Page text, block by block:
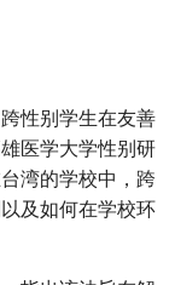
性别学生在友善
医学大学性别研
湾的学校中，跨
及如何在学校环